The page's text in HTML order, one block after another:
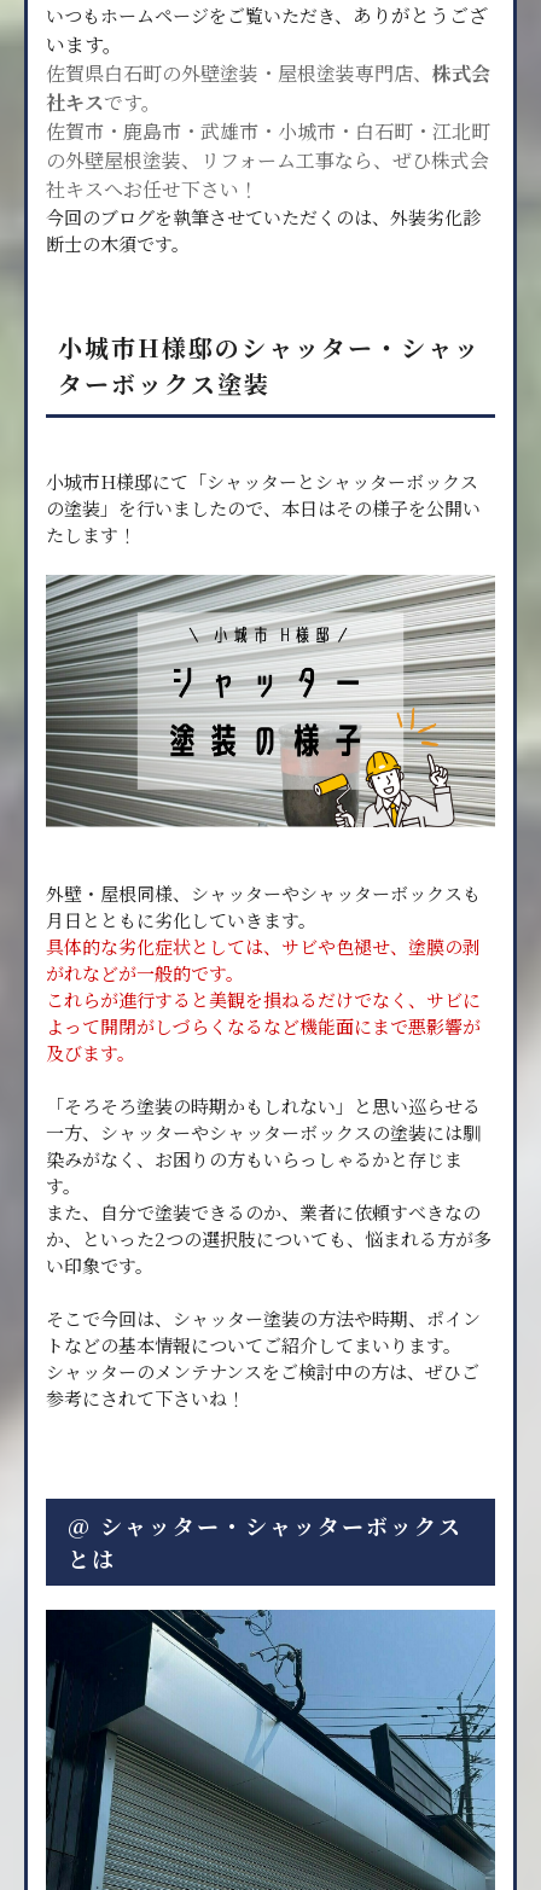
いつもホームページをご覧いただき、 ありがとうござ
います。
佐賀県白石町の外壁塗装・屋根塗装専門店、 株式会
社キスです。
佐賀市・鹿島市・武雄市・小城市・白石町・江北町
の外壁屋根塗装、リフォーム工事なら、ぜひ株式会
社キスへお任せ下さい！
今回のブログを執筆させていただくのは、外装劣化診
断士の木須です。
小城市H様邸のシャッター・シャッ
ターボックス塗装
小城市H様邸にて「シャッターとシャッターボックス
の塗装」を行いましたので、本日はその様子を公開い
たします！
外壁・屋根同様、シャッターやシャッターボックスも
月日とともに劣化していきます。
具体的な劣化症状としては、サビや色褪せ、塗膜の剥
がれなどが一般的です。
これらが進行すると美観を損ねるだけでなく、サビに
よって開閉がしづらくなるなど機能面にまで悪影響が
及びます。
「そろそろ塗装の時期かもしれない」と思い巡らせる
一方、シャッターやシャッターボックスの塗装には馴
染みがなく、お困りの方もいらっしゃるかと存じま
す。
また、自分で塗装できるのか、業者に依頼すべきなの
か、といった2つの選択肢についても、悩まれる方が多
い印象です。
そこで今回は、シャッター塗装の方法や時期、ポイン
トなどの基本情報についてご紹介してまいります。
シャッターのメンテナンスをご検討中の方は、ぜひご
参考にされて下さいね！
@ シャッター・シャッターボックス
とは